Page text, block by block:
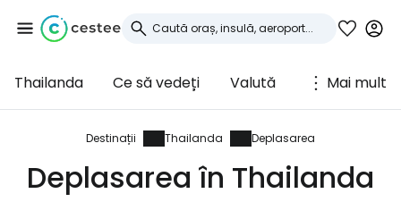
Thailanda Ce să vedeți Valută Mai mult
Destinații Thailanda Deplasarea
Deplasarea în Thailanda
Conectați-vă la
Cestee
... comunitatea mondială a călătorilor